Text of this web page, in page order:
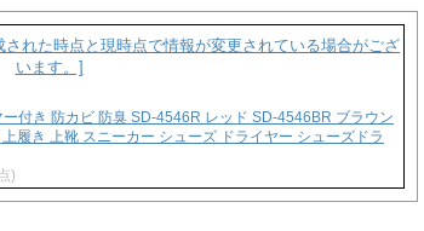
付き 防カビ 防臭 SD-4546R レッド SD-4546BR ブラウン
履き 上靴 スニーカー シューズ ドライヤー シューズドラ
)